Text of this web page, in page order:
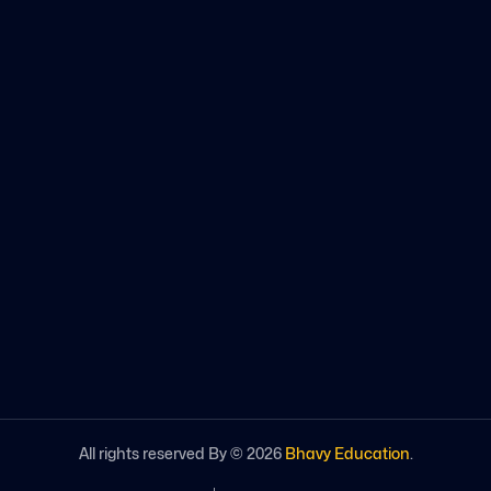
All rights reserved By © 2026 Bhavy Education.